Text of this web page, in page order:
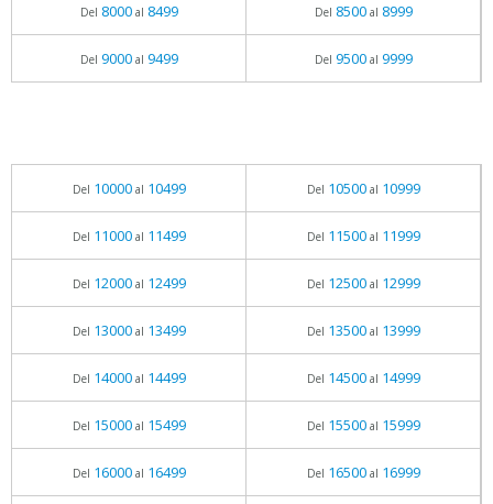
Del 8000al 8499 Del 8500al 8999
Del 9000al 9499 Del 9500al 9999
Del 10000al 10499 Del 10500al 10999
Del 11000al 11499 Del 11500al 11999
Del 12000al 12499 Del 12500al 12999
Del 13000al 13499 Del 13500al 13999
Del 14000al 14499 Del 14500al 14999
Del 15000al 15499 Del 15500al 15999
Del 16000al 16499 Del 16500al 16999